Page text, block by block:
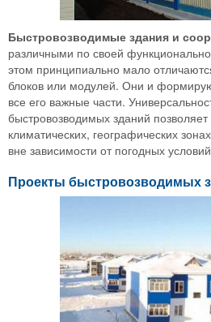
Быстровозводимые здания и
различными по своей
этом принципиально мало
блоков или модулей. Они и
все его важные части.
быстровозводимых зданий позволяет
климатических, географических
вне зависимости от погодных
Проекты быстровозводимых